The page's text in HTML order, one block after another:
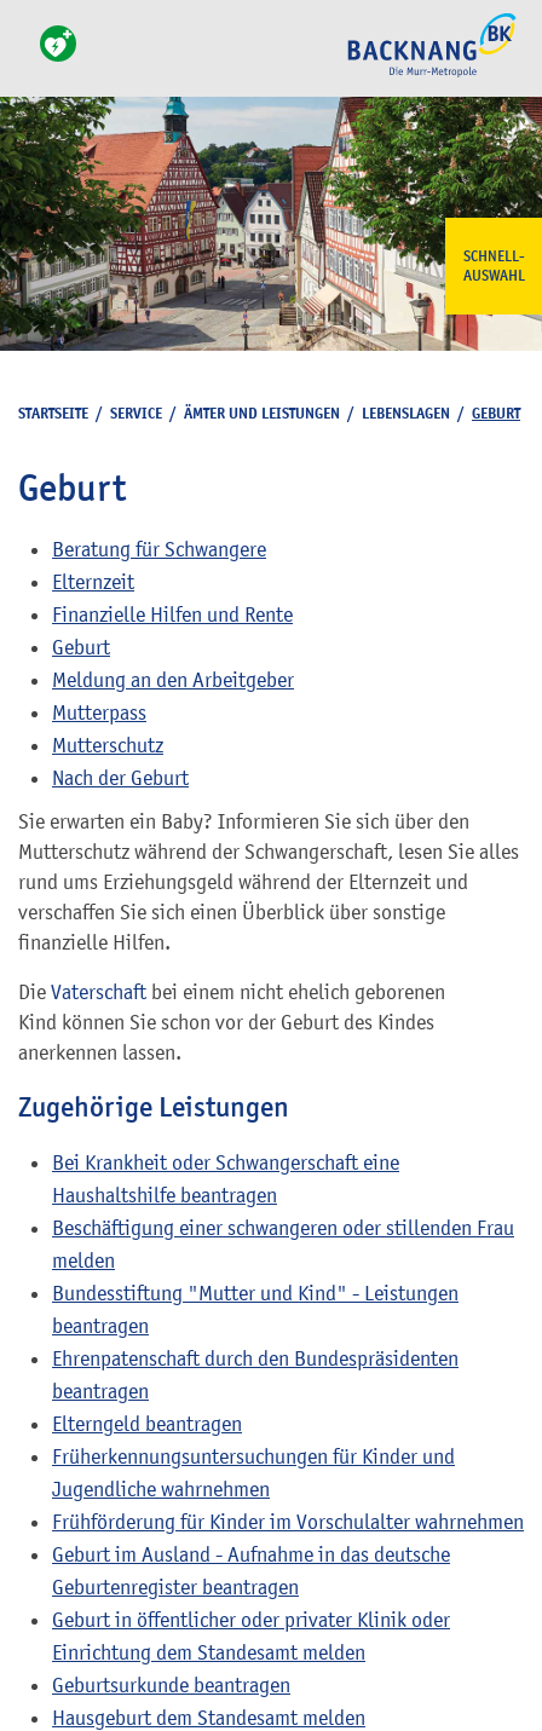
SCHNELL-
AUSWAHL
STARTSEITE / SERVICE / ÄMTER UND LEISTUNGEN / LEBENSLAGEN / GEBURT
Geburt
Beratung für Schwangere
Elternzeit
Finanzielle Hilfen und Rente
Geburt
Meldung an den Arbeitgeber
Mutterpass
Mutterschutz
Nach der Geburt
Sie erwarten ein Baby? Informieren Sie sich über den
Mutterschutz während der Schwangerschaft, lesen Sie alles
rund ums Erziehungsgeld während der Elternzeit und
verschaffen Sie sich einen Überblick über sonstige
finanzielle Hilfen.
Die Vaterschaft bei einem nicht ehelich geborenen
Kind können Sie schon vor der Geburt des Kindes
anerkennen lassen.
Zugehörige Leistungen
Bei Krankheit oder Schwangerschaft eine
Haushaltshilfe beantragen
Beschäftigung einer schwangeren oder stillenden Frau
melden
Bundesstiftung "Mutter und Kind" - Leistungen
beantragen
Ehrenpatenschaft durch den Bundespräsidenten
beantragen
Elterngeld beantragen
Früherkennungsuntersuchungen für Kinder und
Jugendliche wahrnehmen
Frühförderung für Kinder im Vorschulalter wahrnehmen
Geburt im Ausland - Aufnahme in das deutsche
Geburtenregister beantragen
Geburt in öffentlicher oder privater Klinik oder
Einrichtung dem Standesamt melden
Geburtsurkunde beantragen
Hausgeburt dem Standesamt melden